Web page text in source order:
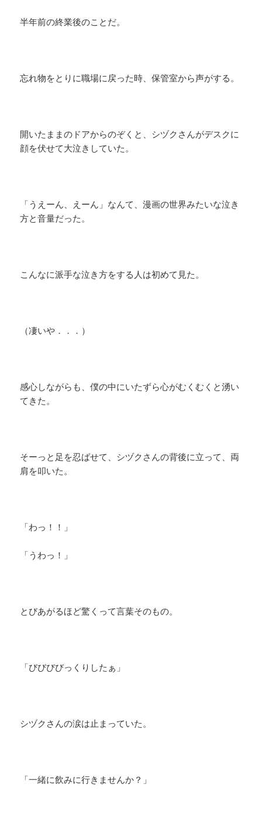
半年前の終業後のことだ。
忘れ物をとりに職場に戻った時、保管室から声がする。
開いたままのドアからのぞくと、シヅクさんがデスクに
顔を伏せて大泣きしていた。
「うえーん、えーん」なんて、漫画の世界みたいな泣き
方と音量だった。
こんなに派手な泣き方をする人は初めて見た。
（凄いや．．．）
感心しながらも、僕の中にいたずら心がむくむくと湧い
てきた。
そーっと足を忍ばせて、シヅクさんの背後に立って、両
肩を叩いた。
「わっ！！」
「うわっ！」
とびあがるほど驚くって言葉そのもの。
「びびびびっくりしたぁ」
シヅクさんの涙は止まっていた。
「一緒に飲みに行きませんか？」